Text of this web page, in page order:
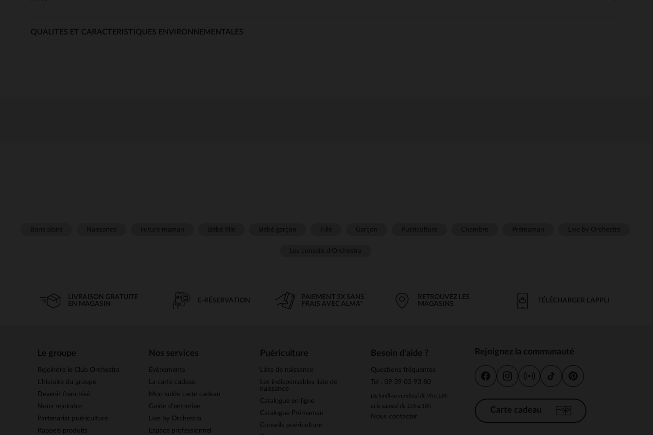
QUALITES ET CARACTERISTIQUES ENVIRONNEMENTALES
LIVRAISON GRATUITE
EN MAGASIN
E-RÉSERVATION
PAIEMENT 3X SANS
FRAIS AVEC ALMA*
RETROUVEZ LES
MAGASINS
TÉLÉCHARGER L'APPLI
Le groupe
Rejoindre le Club Orchestra
L’histoire du groupe
Devenir franchisé
Nous rejoindre
Partenariat puériculture
Rappels produits
Nos services
Évènements
La carte cadeau
Mon solde carte cadeau
Guide d'entretien
Live by Orchestra
Espace professionnel
Puériculture
Liste de naissance
Les indispensables liste de
naissance
Catalogue en ligne
Catalogue Prémaman
Conseils puériculture
Besoin d'aide ?
Questions fréquentes
Tel : 09 39 03 93 80
Du lundi au vendredi de 9h à 18h
et le samedi de 10h à 18h
Nous contacter
Rejoignez la communauté
Carte cadeau